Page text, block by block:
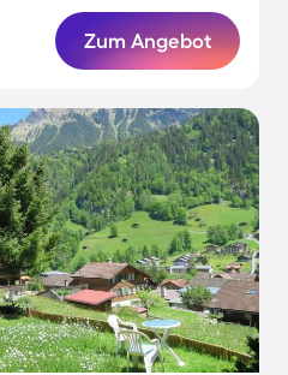
Zum Angebot